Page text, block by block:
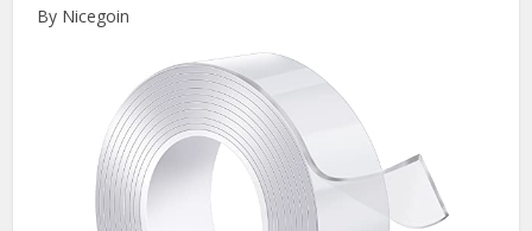
By Nicegoin